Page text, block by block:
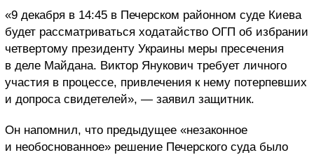
«9 декабря в 14:45 в Печерском районном суде Киева
будет рассматриваться ходатайство ОГП об избрании
четвертому президенту Украины меры пресечения
в деле Майдана. Виктор Янукович требует личного
участия в процессе, привлечения к нему потерпевших
и допроса свидетелей», — заявил защитник.
Он напомнил, что предыдущее «незаконное
и необоснованное» решение Печерского суда было